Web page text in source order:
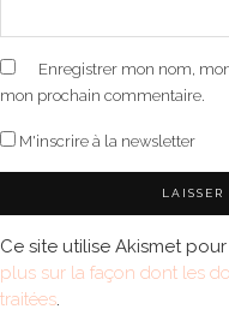
Enregistrer mon nom,
mon prochain commentaire.
M'inscrire à la newsletter
Ce site utilise Akismet
plus sur la façon dont les
traitées.